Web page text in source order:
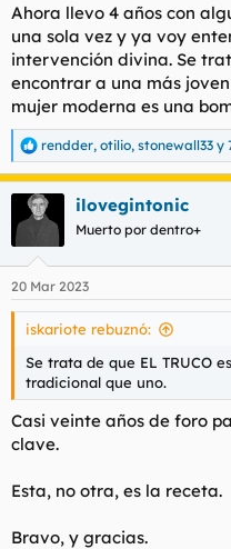
Ahora llevo 4 años con
una sola vez y ya voy
intervención divina. Se
encontrar a una más
mujer moderna es una
R
e
a
c
e
s
rendder, otilio, stonewall33 y
ilovegintonic
Muerto por dentro+
20 Mar 2023
iskariote rebuznó:
Se trata de que EL TRUCO
tradicional que uno.
Casi veinte años de foro
clave.
Esta, no otra, es la receta.
Bravo, y gracias.